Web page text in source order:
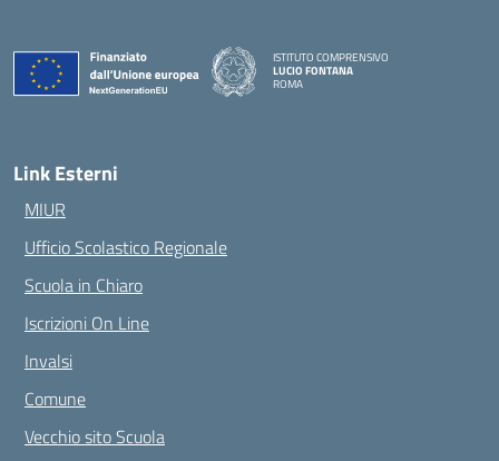
ISTITUTO COMPRENSIVO
LUCIO FONTANA
ROMA
Link Esterni
MIUR
Ufficio Scolastico Regionale
Scuola in Chiaro
Iscrizioni On Line
Invalsi
Comune
Vecchio sito Scuola